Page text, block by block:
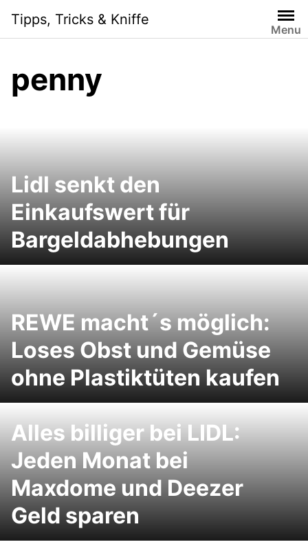
i
Tipps, Tricks & Kniffe
Menu
penny
Lidl senkt den
Einkaufswert für
Bargeldabhebungen
REWE macht´s möglich:
Loses Obst und Gemüse
ohne Plastiktüten kaufen
Alles billiger bei LIDL:
Jeden Monat bei
Maxdome und Deezer
Geld sparen